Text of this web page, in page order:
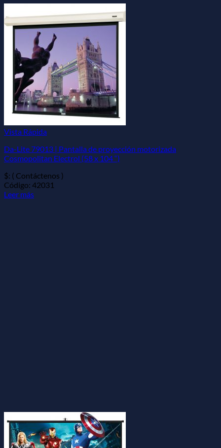
Vista Rápida
Da-Lite 79013 | Pantalla de proyección motorizada
Cosmopolitan Electrol (58 x 104 “)
$: ( Contáctenos )
Código: 42031
Leer más